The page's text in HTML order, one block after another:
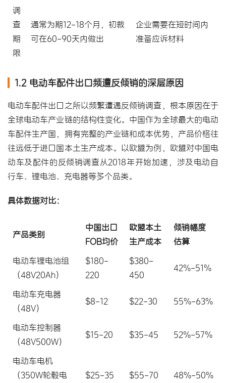
调
查
期
限
通常为期12-18个月，初裁
可在60-90天内做出
企业需要在短时间内
准备应诉材料
1.2 电动车配件出口频遭反倾销的深层原因
电动车配件出口之所以频繁遭遇反倾销调查，根本原因在于
全球电动车产业链的结构性变化。中国作为全球最大的电动
车配件生产国，拥有完整的产业链和成本优势，产品价格往
往远低于进口国本土生产成本。以欧盟为例，欧盟对中国电
动车及配件的反倾销调查从2018年开始加速，涉及电动自
行车、锂电池、充电器等多个品类。
具体数据对比：
产品类别
中国出口
FOB均价
欧盟本土
生产成本
倾销幅度
估算
电动车锂电池组
（48V20Ah）
$180-
220
$380-
450
42%-51%
电动车充电器
（48V）
$8-12 $22-30 55%-63%
电动车控制器
（48V500W）
$15-20 $35-45 52%-57%
电动车电机
（350W轮毂电
$25-35 $55-70 48%-50%